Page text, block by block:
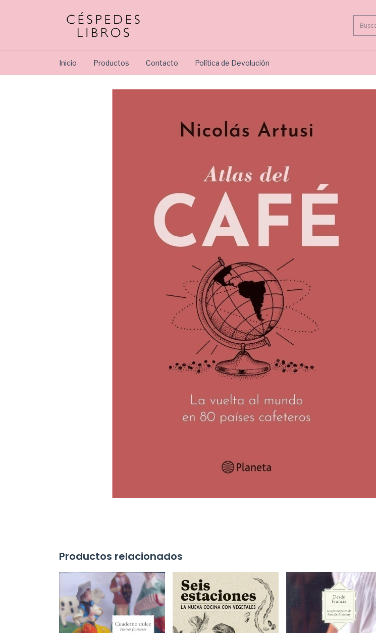
Inicio Productos Contacto Política de Devolución
Productos relacionados